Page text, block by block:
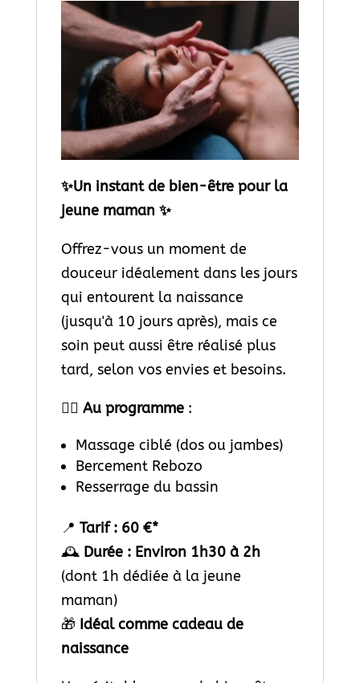
✨Un instant de bien-être pour la
jeune maman ✨
Offrez-vous un moment de
douceur idéalement dans les jours
qui entourent la naissance
(jusqu'à 10 jours après), mais ce
soin peut aussi être réalisé plus
tard, selon vos envies et besoins.
💆‍♀️ Au programme:
Massage ciblé (dos ou jambes)
Bercement Rebozo
Resserrage du bassin
📍 Tarif : 60 €*
🕰 Durée : Environ 1h30 à 2h
(dont 1h dédiée à la jeune
maman)
🎁 Idéal comme cadeau de
naissance